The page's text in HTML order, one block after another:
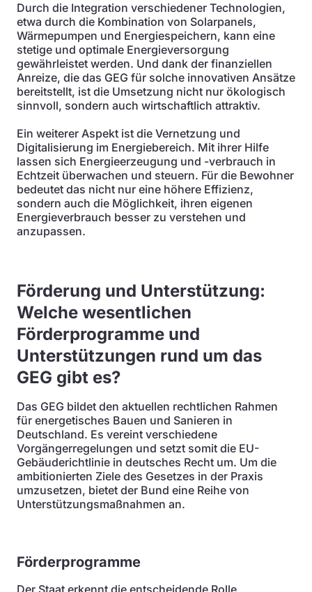
Durch die Integration verschiedener Technologien,
etwa durch die Kombination von Solarpanels,
Wärmepumpen und Energiespeichern, kann eine
stetige und optimale Energieversorgung
gewährleistet werden. Und dank der finanziellen
Anreize, die das GEG für solche innovativen Ansätze
bereitstellt, ist die Umsetzung nicht nur ökologisch
sinnvoll, sondern auch wirtschaftlich attraktiv.
Ein weiterer Aspekt ist die Vernetzung und
Digitalisierung im Energiebereich. Mit ihrer Hilfe
lassen sich Energieerzeugung und -verbrauch in
Echtzeit überwachen und steuern. Für die Bewohner
bedeutet das nicht nur eine höhere Effizienz,
sondern auch die Möglichkeit, ihren eigenen
Energieverbrauch besser zu verstehen und
anzupassen.
Förderung und Unterstützung:
Welche wesentlichen
Förderprogramme und
Unterstützungen rund um das
GEG gibt es?
Das GEG bildet den aktuellen rechtlichen Rahmen
für energetisches Bauen und Sanieren in
Deutschland. Es vereint verschiedene
Vorgängerregelungen und setzt somit die EU-
Gebäuderichtlinie in deutsches Recht um. Um die
ambitionierten Ziele des Gesetzes in der Praxis
umzusetzen, bietet der Bund eine Reihe von
Unterstützungsmaßnahmen an.
Förderprogramme
Der Staat erkennt die entscheidende Rolle